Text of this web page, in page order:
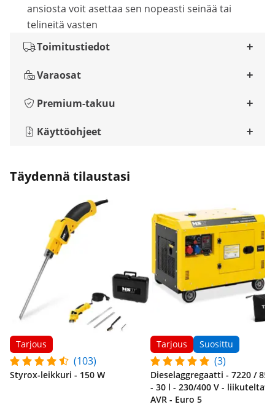
ansiosta voit asettaa sen nopeasti seinää tai
telineitä vasten
Toimitustiedot
Varaosat
Premium-takuu
Käyttöohjeet
Täydennä tilaustasi
Tarjous
(103)
Styrox-leikkuri - 150 W
Tarjous Suosittu
(3)
Dieselaggregaatti - 7220 /
- 30 l - 230/400 V -
AVR - Euro 5